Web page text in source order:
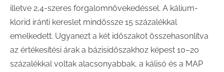
illetve 2,4-szeres forgalomnövekedéssel. A kálium-
klorid iránti kereslet mindössze 15 százalékkal
emelkedett. Ugyanezt a két időszakot összehasonlítva
az értékesítési árak a bázisidőszakhoz képest 10–20
százalékkal voltak alacsonyabbak, a kálisó és a MAP